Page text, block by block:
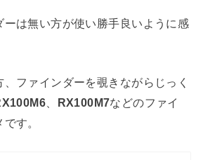
ーは無い方が使い勝手良いように感
ファインダーを覗きながらじっく
RX100M7などのファイ
す。